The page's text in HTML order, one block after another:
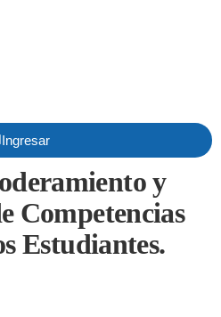
Ingresar
y
Competencias
Estudiantes.